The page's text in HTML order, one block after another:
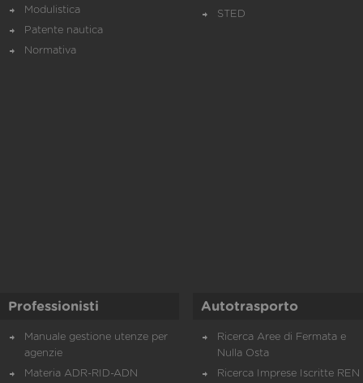
Modulistica
Patente nautica
Normativa
STED
Professionisti
Manuale gestione utenze per
agenzie
Materia ADR-RID-ADN
Autotrasporto
Ricerca Aree di Fermata e
Nulla Osta
Ricerca Imprese Iscritte REN